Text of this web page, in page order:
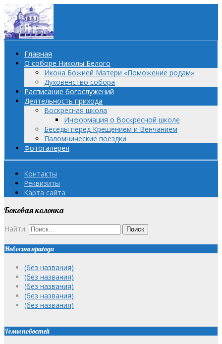
Главная
О соборе Николы Белого
Икона Божией Матери «Поможение родам»
Духовенство собора
Расписание богослужений
Деятельность прихода
Воскресная школа
Информация о Воскресной школе
Беседы перед Крещением и Венчанием
Паломнические поездки
Фотогалерея
Контакты
Реквизиты
Карта сайта
Боковая колонка
Найти:
Новости прихода
(без названия)
(без названия)
(без названия)
(без названия)
(без названия)
Темы новостей